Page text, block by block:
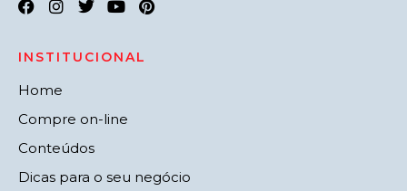
INSTITUCIONAL
Home
Compre on-line
Conteúdos
Dicas para o seu negócio